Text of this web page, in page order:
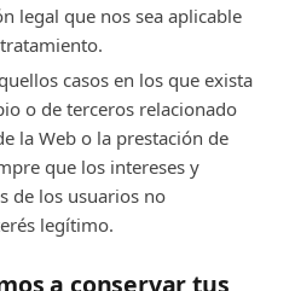
legal que nos sea aplicable
casos en los que exista
o de terceros relacionado
la Web o la prestación de
que los intereses y
de los usuarios no
legítimo.
a conservar tus